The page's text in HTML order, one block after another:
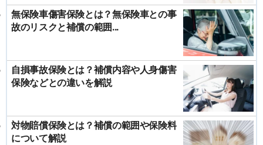
無保険車傷害保険とは？無保険車との事
故のリスクと補償の範囲...
自損事故保険とは？補償内容や人身傷害
保険などとの違いを解説
対物賠償保険とは？補償の範囲や保険料
について解説